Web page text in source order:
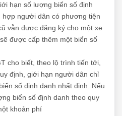
hạn số lượng biển số định
người dân có phương tiện
vẫn được đăng ký cho một xe
được cấp thêm một biển số
cho biết, theo lộ trình tiến tới,
định, giới hạn người dân chỉ
số định danh nhất định. Nếu
biển số định danh theo quy
khoản phí